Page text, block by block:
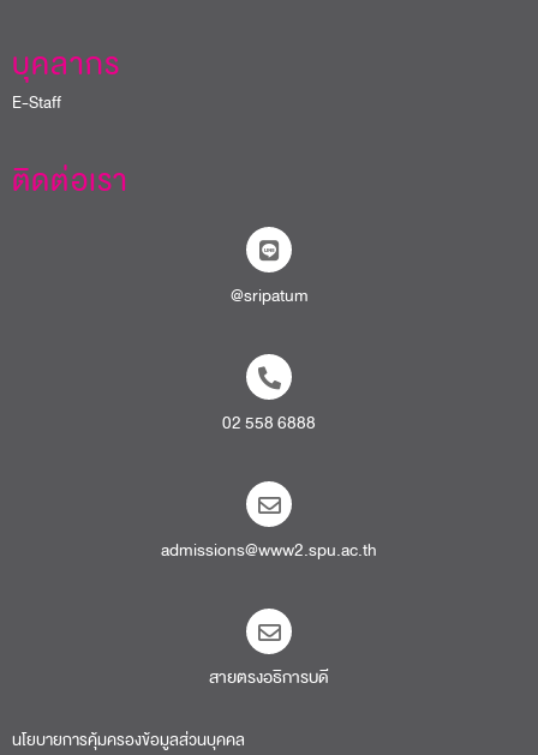
บุคลากร
E-Staff
ติดต่อเรา
@sripatum
02 558 6888
admissions@www2.spu.ac.th
สายตรงอธิการบดี​
นโยบายการคุ้มครองข้อมูลส่วนบุคคล